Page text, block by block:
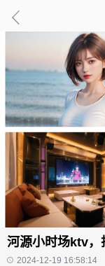
河源小时场ktv，
2024-12-19 16:58:14